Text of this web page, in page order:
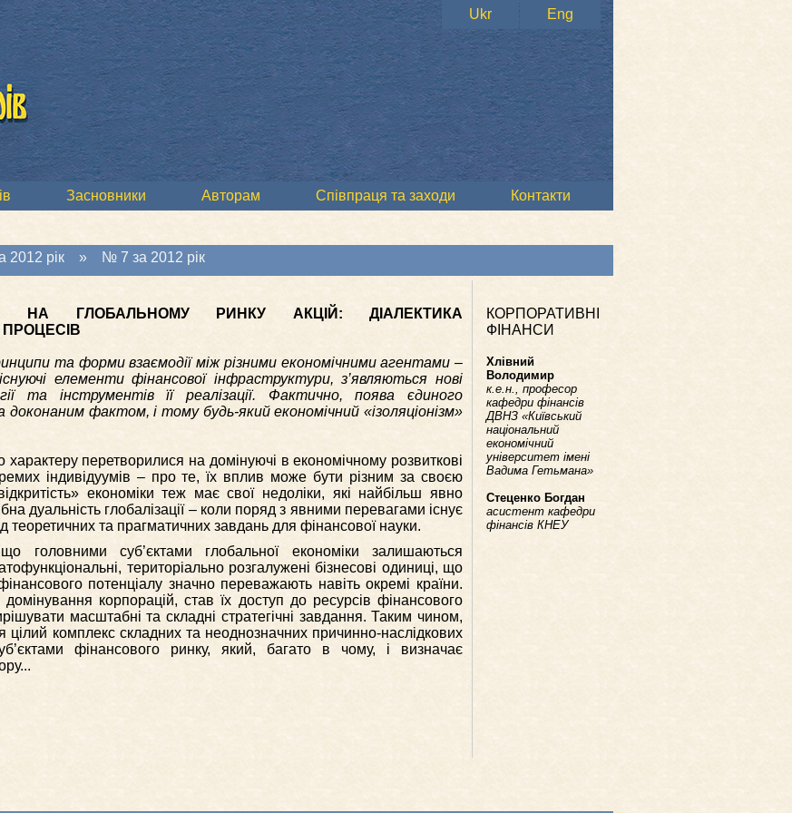
Ukr Eng
Засновники Авторам Співпраця та заходи Контакти
2012 рік » № 7 за 2012 рік
НА ГЛОБАЛЬНОМУ РИНКУ АКЦІЙ: ДІАЛЕКТИКА
та форми взаємодії між різними економічними агентами –
елементи фінансової інфраструктури, з’являються нові
та інструментів її реалізації. Фактично, поява єдиного
фактом, і тому будь-який економічний «ізоляціонізм»
перетворилися на домінуючі в економічному розвиткові
індивідуумів – про те, їх вплив може бути різним за своєю
економіки теж має свої недоліки, які найбільш явно
дуальність глобалізації – коли поряд з явними перевагами існує
теоретичних та прагматичних завдань для фінансової науки.
суб’єктами глобальної економіки залишаються
територіально розгалужені бізнесові одиниці, що
потенціалу значно переважають навіть окремі країни.
корпорацій, став їх доступ до ресурсів фінансового
масштабні та складні стратегічні завдання. Таким чином,
цілий комплекс складних та неоднозначних причинно-наслідкових
фінансового ринку, який, багато в чому, і визначає
КОРПОРАТИВНІ
ФІНАНСИ
Хлівний
Володимир
к.е.н., професор
кафедри фінансів
ДВНЗ «Київський
національний
економічний
університет імені
Вадима Гетьмана»
Стеценко Богдан
асистент кафедри
фінансів КНЕУ